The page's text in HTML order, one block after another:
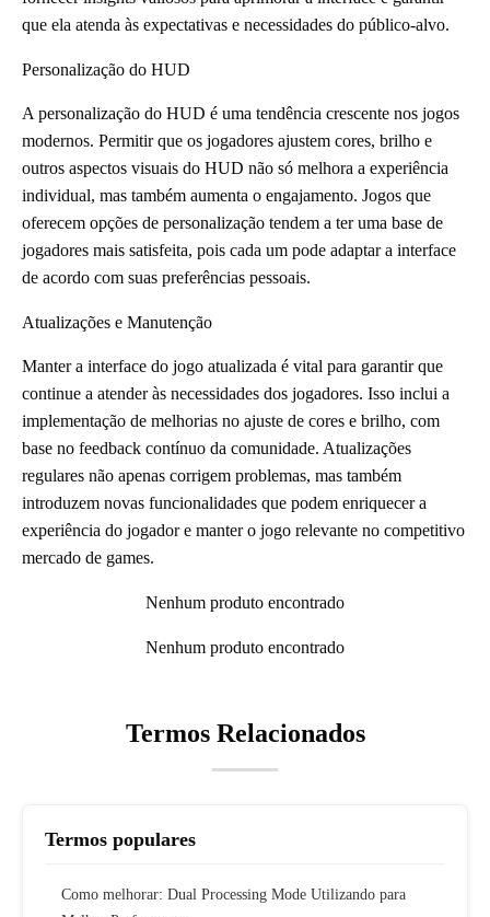
que ela atenda às expectativas e necessidades do público-alvo.
Personalização do HUD
A personalização do HUD é uma tendência crescente nos jogos
modernos. Permitir que os jogadores ajustem cores, brilho e
outros aspectos visuais do HUD não só melhora a experiência
individual, mas também aumenta o engajamento. Jogos que
oferecem opções de personalização tendem a ter uma base de
jogadores mais satisfeita, pois cada um pode adaptar a interface
de acordo com suas preferências pessoais.
Atualizações e Manutenção
Manter a interface do jogo atualizada é vital para garantir que
continue a atender às necessidades dos jogadores. Isso inclui a
implementação de melhorias no ajuste de cores e brilho, com
base no feedback contínuo da comunidade. Atualizações
regulares não apenas corrigem problemas, mas também
introduzem novas funcionalidades que podem enriquecer a
experiência do jogador e manter o jogo relevante no competitivo
mercado de games.
Nenhum produto encontrado
Nenhum produto encontrado
Termos Relacionados
Termos populares
Como melhorar: Dual Processing Mode Utilizando para